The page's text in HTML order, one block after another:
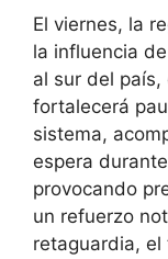
El viernes, la
la influencia
al sur del
fortalecerá
sistema,
espera
provocando
un refuerzo
retaguardia, el